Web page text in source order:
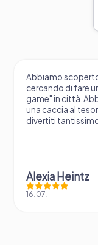
Abbiamo
cercando di fare
game" in città.
una caccia al
divertiti
Alexia Heintz
16.07.